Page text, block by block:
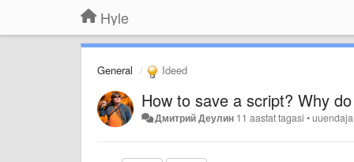
Hyle
General Ideed
How to save a script? Why
Дмитрий Деулин 11 aastat tagasi •